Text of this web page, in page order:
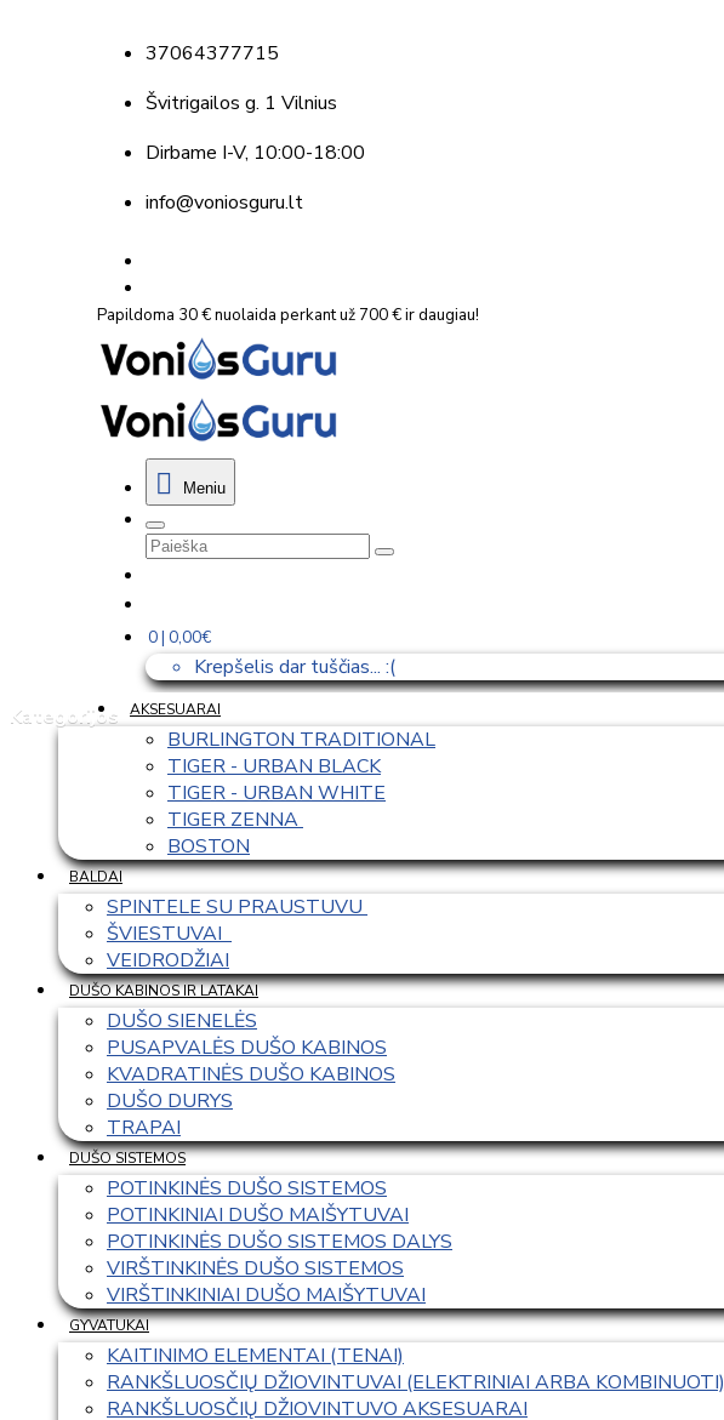
37064377715
Švitrigailos g. 1 Vilnius
Dirbame I-V, 10:00-18:00
info@voniosguru.lt
Papildoma 30 € nuolaida perkant už 700 € ir daugiau!
Meniu
0 | 0,00€
Krepšelis dar tuščias... :(
Kategorijos
AKSESUARAI
BURLINGTON TRADITIONAL
TIGER - URBAN BLACK
TIGER - URBAN WHITE
TIGER ZENNA
BOSTON
BALDAI
SPINTELE SU PRAUSTUVU
ŠVIESTUVAI
VEIDRODŽIAI
DUŠO KABINOS IR LATAKAI
DUŠO SIENELĖS
PUSAPVALĖS DUŠO KABINOS
KVADRATINĖS DUŠO KABINOS
DUŠO DURYS
TRAPAI
DUŠO SISTEMOS
POTINKINĖS DUŠO SISTEMOS
POTINKINIAI DUŠO MAIŠYTUVAI
POTINKINĖS DUŠO SISTEMOS DALYS
VIRŠTINKINĖS DUŠO SISTEMOS
VIRŠTINKINIAI DUŠO MAIŠYTUVAI
GYVATUKAI
KAITINIMO ELEMENTAI (TENAI)
RANKŠLUOSČIŲ DŽIOVINTUVAI (ELEKTRINIAI ARBA KOMBINUOTI)
RANKŠLUOSČIŲ DŽIOVINTUVO AKSESUARAI